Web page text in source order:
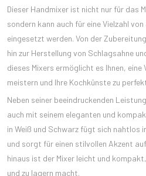
Dieser Handmixer ist nicht nur für das
sondern kann auch für eine Vielzahl
eingesetzt werden. Von der
hin zur Herstellung von Schlagsahne
dieses Mixers ermöglicht es Ihnen, eine
meistern und Ihre Kochkünste zu
Neben seiner beeindruckenden
auch mit seinem eleganten und
in Weiß und Schwarz fügt sich nahtlos
und sorgt für einen stilvollen Akzent
hinaus ist der Mixer leicht und
und zu lagern macht.